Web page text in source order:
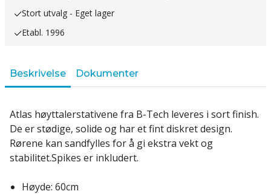
Stort utvalg - Eget lager
Etabl. 1996
Beskrivelse Dokumenter
Atlas høyttalerstativene fra B-Tech leveres i sort finish.
De er stødige, solide og har et fint diskret design.
Rørene kan sandfylles for å gi ekstra vekt og
stabilitet.Spikes er inkludert.
Høyde: 60cm